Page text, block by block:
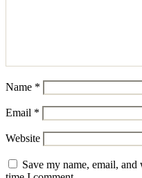
Name *
Email *
Website
Save my name, email,